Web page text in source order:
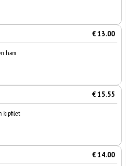
€ 13.00
ham
€ 15.55
kipfilet
€ 14.00